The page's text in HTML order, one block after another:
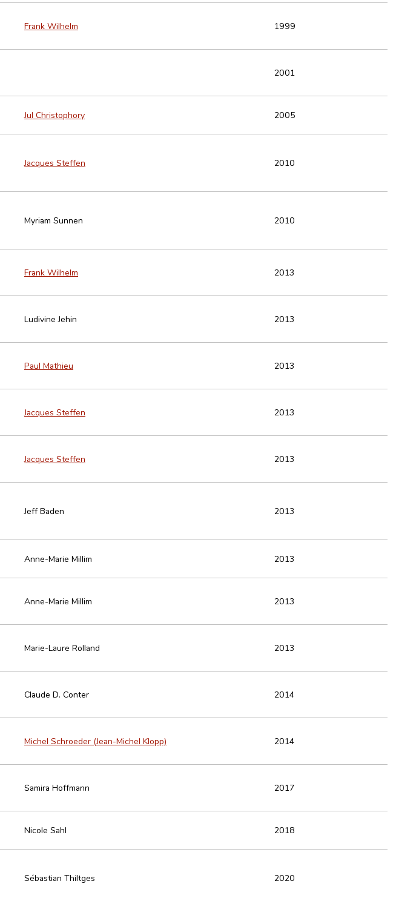
Frank Wilhelm 1999
2001
Jul Christophory 2005
Jacques Steffen 2010
Myriam Sunnen 2010
Frank Wilhelm 2013
Ludivine Jehin 2013
Paul Mathieu 2013
Jacques Steffen 2013
Jacques Steffen 2013
Jeff Baden 2013
Anne-Marie Millim 2013
Anne-Marie Millim 2013
Marie-Laure Rolland 2013
Claude D. Conter 2014
Michel Schroeder (Jean-Michel Klopp) 2014
Samira Hoffmann 2017
Nicole Sahl 2018
Sébastian Thiltges 2020